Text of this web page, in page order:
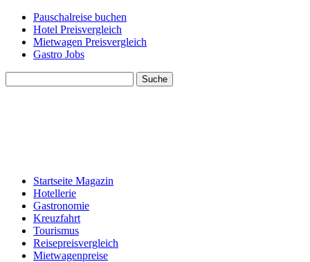
Pauschalreise buchen
Hotel Preisvergleich
Mietwagen Preisvergleich
Gastro Jobs
Suche
Startseite Magazin
Hotellerie
Gastronomie
Kreuzfahrt
Tourismus
Reisepreisvergleich
Mietwagenpreise